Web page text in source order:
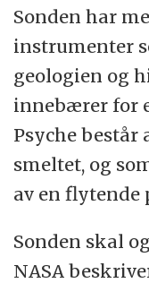
Sonden har
instrumenter
geologien og
innebærer for
Psyche
smeltet, og
av en flytende
Sonden skal
NASA